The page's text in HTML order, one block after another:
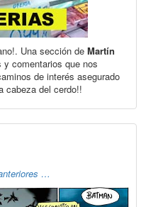
Una sección de Martín
comentarios que nos
de interés asegurado
cabeza del cerdo!!
…